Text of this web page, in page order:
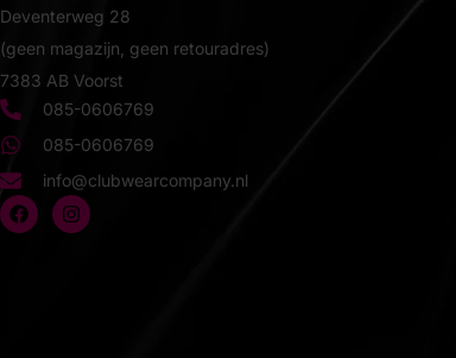
Deventerweg 28
(geen magazijn, geen retouradres)
7383 AB Voorst
085-0606769
085-0606769
info@clubwearcompany.nl